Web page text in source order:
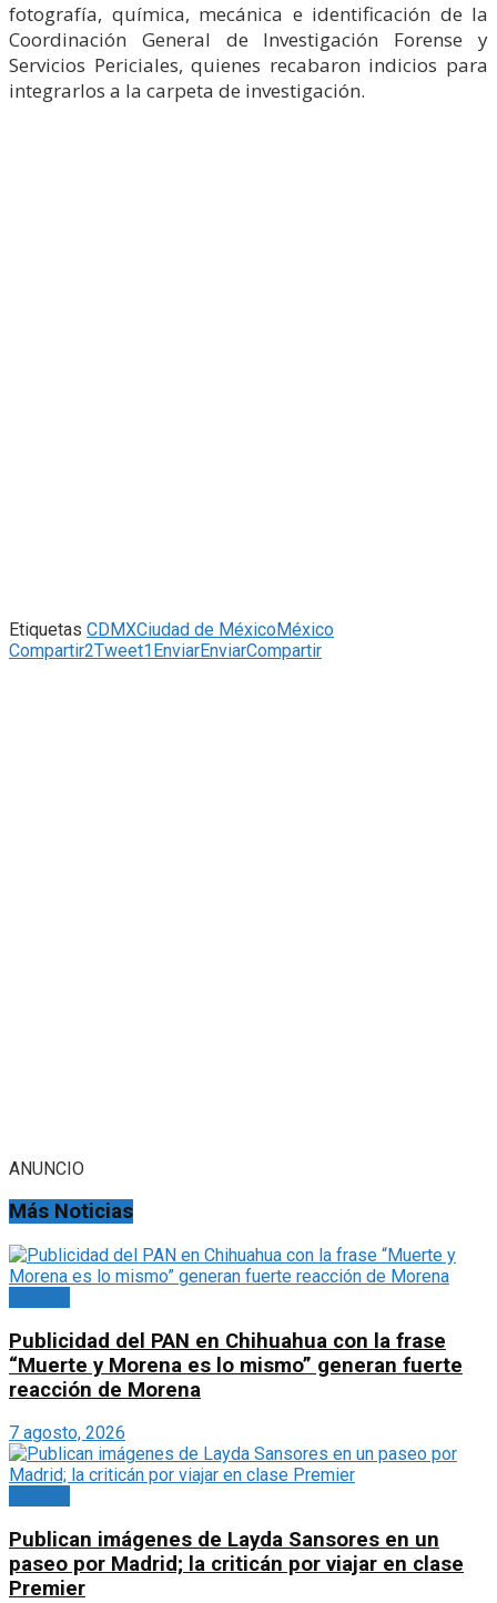
fotografía, química, mecánica e identificación de la
Coordinación General de Investigación Forense y
Servicios Periciales, quienes recabaron indicios para
integrarlos a la carpeta de investigación.
Etiquetas CDMXCiudad de MéxicoMéxico
Compartir2Tweet1EnviarEnviarCompartir
ANUNCIO
Más Noticias
Publicidad del PAN en Chihuahua con la frase
“Muerte y Morena es lo mismo” generan fuerte
reacción de Morena
7 agosto, 2026
Publican imágenes de Layda Sansores en un
paseo por Madrid; la criticán por viajar en clase
Premier